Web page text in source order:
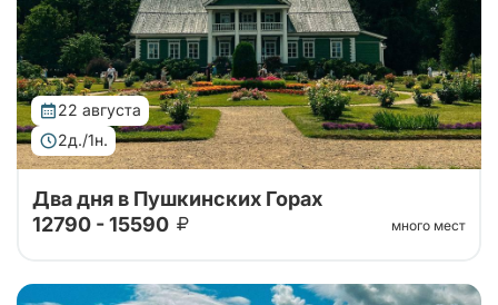
22 августа
2д./1н.
Два дня в Пушкинских Горах
12790 - 15590
много мест